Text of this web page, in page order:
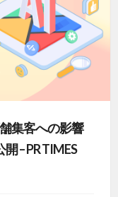
集客への影響
– PR TIMES